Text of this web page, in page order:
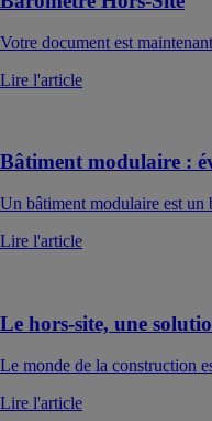
Votre document est
Lire l'article
Bâtiment modulaire :
Un bâtiment modulaire est un
Lire l'article
Le hors-site, une
Le monde de la construction
Lire l'article